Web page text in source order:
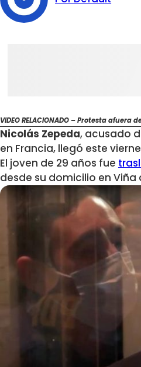
VIDEO RELACIONADO – Protesta
Nicolás Zepeda, acusado
en Francia, llegó este
El joven de 29 años fue
desde su domicilio en Viña